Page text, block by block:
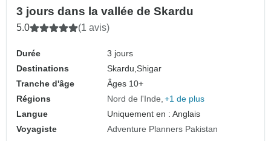
3 jours dans la vallée de Skardu
5.0 (1 avis)
Durée
3 jours
Destinations
Skardu,Shigar
Tranche d'âge
Âges 10+
Régions
Nord de l'Inde +1 de plus
Langue
Uniquement en : Anglais
Voyagiste
Adventure Planners Pakistan